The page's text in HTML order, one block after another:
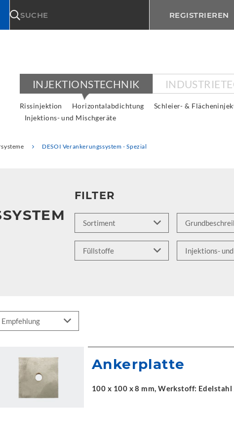
SUCHE REGISTRIEREN
INJEKTIONSTECHNIK
Rissinjektion Horizontalabdichtung Schleier- &
Injektions- und Mischgeräte
DESOI Verankerungssystem - Spezial
FILTER
Ankerplatte
100 x 100 x 8 mm, Werkstoff: Edelstahl